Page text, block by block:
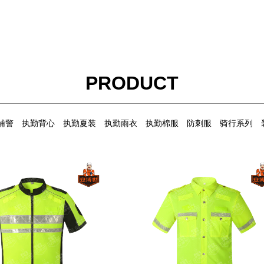
PRODUCT
警 执勤背心 执勤夏装 执勤雨衣 执勤棉服 防刺服 骑行系列